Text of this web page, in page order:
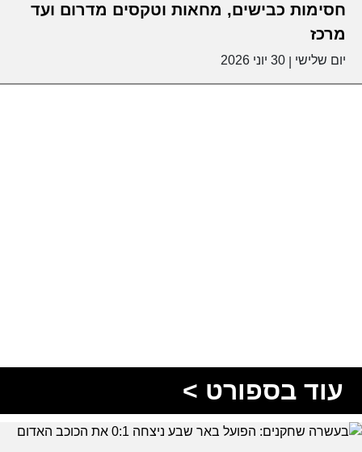
חסימות כבישים, מחאות וטקסים מדרום ועד
מרכז
יום שלישי 30 יוני 2026
עוד בספורט >